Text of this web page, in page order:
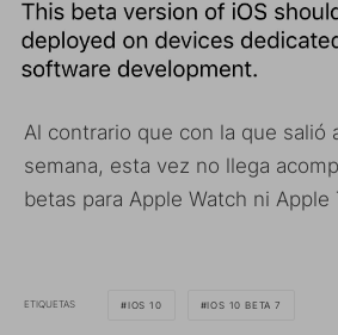
Al contrario que con la que salió
semana, esta vez no llega
betas para Apple Watch ni Apple
ETIQUETAS IOS 10 IOS 10 BETA 7